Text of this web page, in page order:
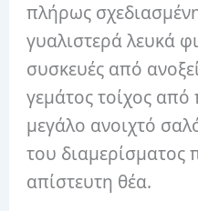
πλήρως
γυαλιστερά λευκά
συσκευές από
γεμάτος τοίχος
μεγάλο ανοιχτό
του διαμερίσματος
απίστευτη θέα.